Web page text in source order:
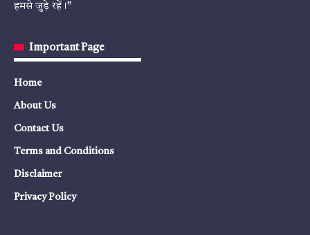
हमसे जुड़े रहें।”
Important Page
Home
About Us
Contact Us
Terms and Conditions
Disclaimer
Privacy Policy